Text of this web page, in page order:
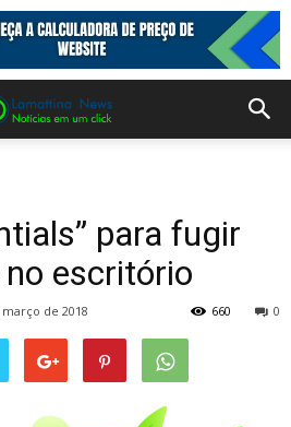
para fugir
escritório
março de 2018 0
660